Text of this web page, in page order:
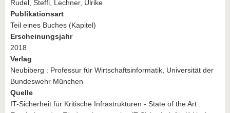
Rudel, Steffi, Lechner, Ulrike
Publikationsart
Teil eines Buches (Kapitel)
Erscheinungsjahr
2018
Verlag
Neubiberg : Professur für Wirtschaftsinformatik, Universität der
Bundeswehr München
Quelle
IT-Sicherheit für Kritische Infrastrukturen - State of the Art :